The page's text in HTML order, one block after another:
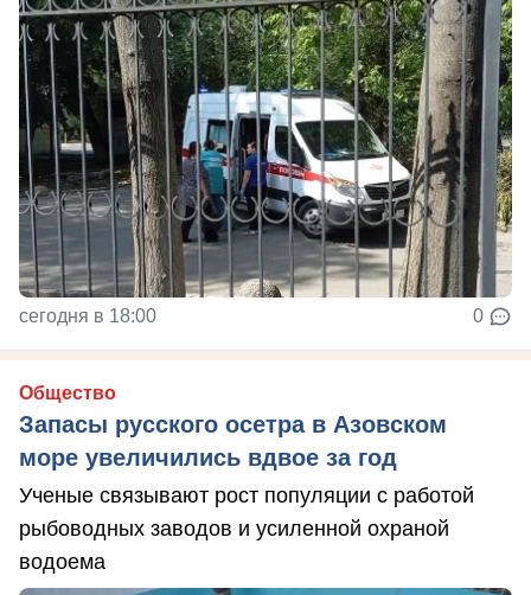
сегодня в 18:00 0
Общество
Запасы русского осетра в Азовском
море увеличились вдвое за год
Ученые связывают рост популяции с работой
рыбоводных заводов и усиленной охраной
водоема